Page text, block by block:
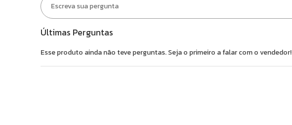
Últimas Perguntas
Esse produto ainda não teve perguntas. Seja o primeiro a falar com o vendedor!